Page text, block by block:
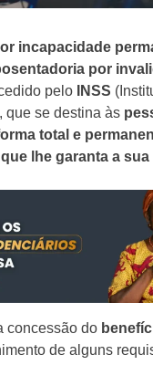
incapacidade
por
pelo
INSS
que se destina às
total e
lhe garanta a
concessão do
de alguns